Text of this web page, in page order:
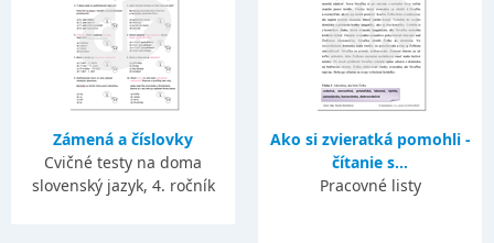
Zámená a číslovky
Cvičné testy na doma
slovenský jazyk, 4. ročník
Ako si zvieratká pomohli -
čítanie s...
Pracovné listy